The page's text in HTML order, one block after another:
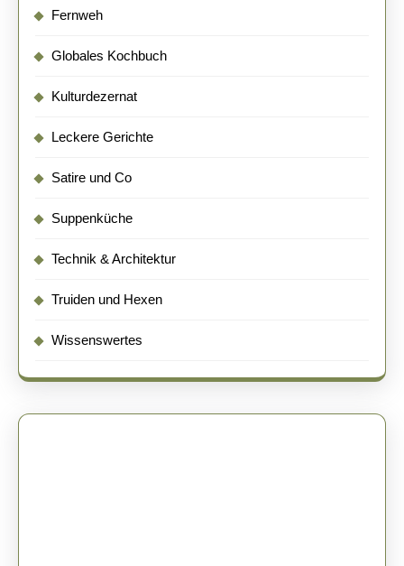
Fernweh
Globales Kochbuch
Kulturdezernat
Leckere Gerichte
Satire und Co
Suppenküche
Technik & Architektur
Truiden und Hexen
Wissenswertes